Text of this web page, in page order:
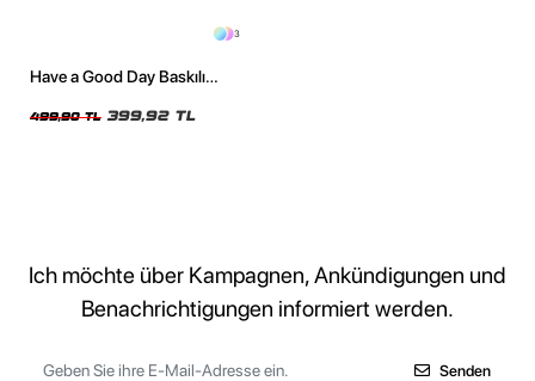
3
Have a Good Day Baskılı
499,90 TL 399,92 TL
Ich möchte über Kampagnen, Ankündigungen und
Benachrichtigungen informiert werden.
Senden